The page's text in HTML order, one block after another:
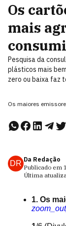
Os
mais
Pesquisa da
plásticos mais
zero ou baixa faz
Os maiores
DR Da Redação
Publicado em
Última
1. Os